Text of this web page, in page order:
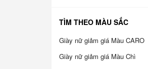
TÌM THEO MÀU SẮC
Giày nữ giảm giá Màu CARO
Giày nữ giảm giá Màu Chì